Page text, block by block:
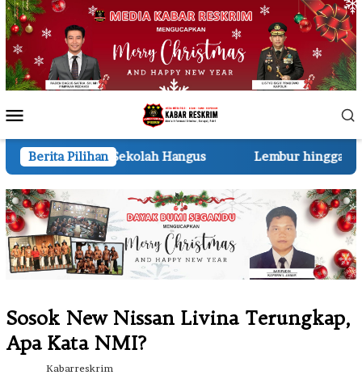
Loncat
ke
konten
Mobile
Berita Pilihan
Hangus Lembur hingga Malam, Personel
Sosok New Nissan Livina Terungkap,
Apa Kata NMI?
Kabarreskrim